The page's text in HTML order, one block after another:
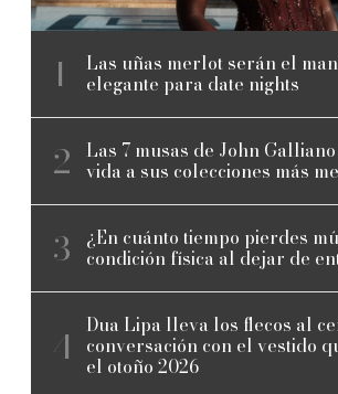
Las uñas merlot serán el
elegante para date nights
Las 7 musas de John
vida a sus colecciones más
¿En cuánto tiempo pierdes
condición física al dejar de
Dua Lipa lleva los flecos al
conversación con el vestido
el otoño 2026